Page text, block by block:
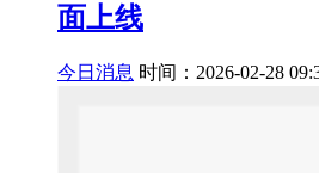
面上线
今日消息 时间：2026-02-28